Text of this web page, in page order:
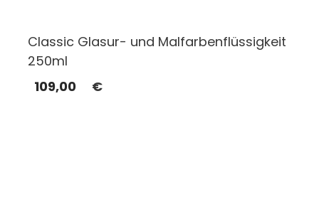
Classic Glasur- und Malfarbenflüssigkeit
250ml
109,00
€